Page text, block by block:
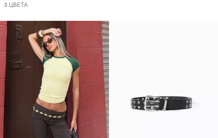
3 ЦВЕТА